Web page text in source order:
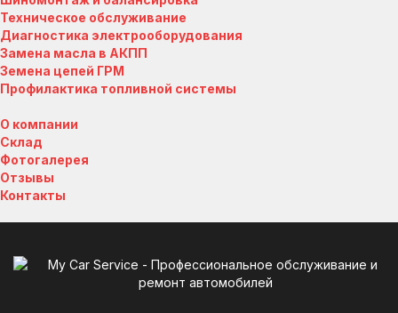
Техническое обслуживание
Диагностика электрооборудования
Замена масла в АКПП
Земена цепей ГРМ
Профилактика топливной системы
О компании
Склад
Фотогалерея
Отзывы
Контакты